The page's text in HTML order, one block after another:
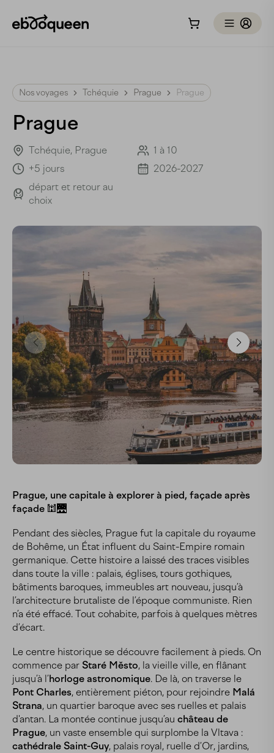
Nos voyages Tchéquie Prague Prague
Prague
Tchéquie, Prague
1 à 10
+5 jours
2026-2027
départ et retour au
choix
Prague, une capitale à explorer à pied, façade après
façade 🕍🌉
Pendant des siècles, Prague fut la capitale du royaume
de Bohême, un État influent du Saint-Empire romain
germanique. Cette histoire a laissé des traces visibles
dans toute la ville : palais, églises, tours gothiques,
bâtiments baroques, immeubles art nouveau, jusqu’à
l’architecture brutaliste de l’époque communiste. Rien
n’a été effacé. Tout cohabite, parfois à quelques mètres
d’écart.
Le centre historique se découvre facilement à pieds. On
commence par Staré Město, la vieille ville, en flânant
jusqu’à l’horloge astronomique. De là, on traverse le
Pont Charles, entièrement piéton, pour rejoindre Malá
Strana, un quartier baroque avec ses ruelles et palais
d'antan. La montée continue jusqu’au château de
Prague, un vaste ensemble qui surplombe la Vltava :
cathédrale Saint-Guy, palais royal, ruelle d’Or, jardins,